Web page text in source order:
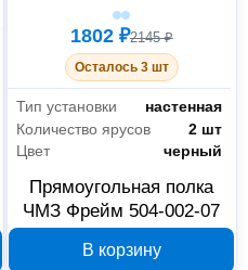
1802 ₽2145 ₽
Осталось 3 шт
Тип установки
настенная
Количество ярусов
2 шт
Цвет
черный
Прямоугольная полка
ЧМЗ Фрейм 504-002-07
В корзину